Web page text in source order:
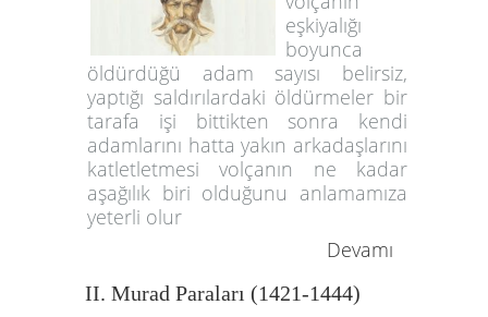
eşkiyalığı
boyunca
öldürdüğü adam sayısı belirsiz,
yaptığı saldırılardaki öldürmeler bir
tarafa işi bittikten sonra kendi
adamlarını hatta yakın arkadaşlarını
katletletmesi volçanın ne kadar
aşağılık biri olduğunu anlamamıza
yeterli olur
Devamı
II. Murad Paraları (1421-1444)